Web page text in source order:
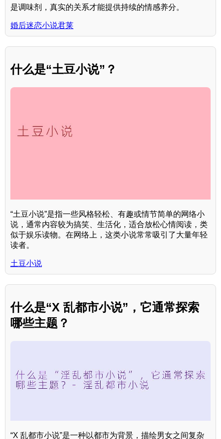
是调味剂，真实的关系才能提供持续的情感养分。
婚后迷恋小说君莱
什么是“土豆小说”？
“土豆小说”是指一些风格轻松、有趣或情节简单的网络小
说，通常内容较为搞笑、生活化，适合放松心情阅读，类
似于娱乐读物。在网络上，这类小说常常吸引了大量年轻
读者。
土豆小说
什么是“X 乱都市小说”，它通常探索
哪些主题？
“X 乱都市小说”是一种以都市为背景，描绘男女之间复杂